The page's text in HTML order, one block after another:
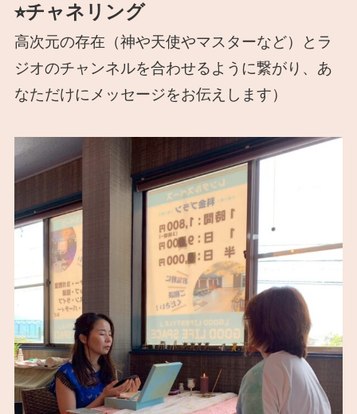
⭐︎チャネリング
高次元の存在（神や天使やマスターなど）とラ
ジオのチャンネルを合わせるように繋がり、あ
なただけにメッセージをお伝えします）